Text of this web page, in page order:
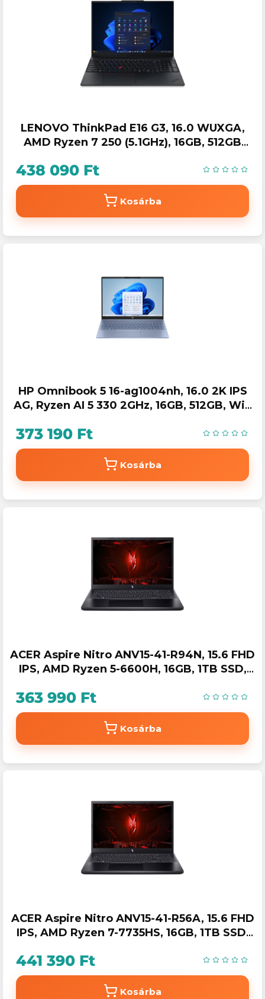
LENOVO ThinkPad E16 G3, 16.0 WUXGA,
AMD Ryzen 7 250 (5.1GHz), 16GB, 512GB
438 090 Ft
Kosárba
HP Omnibook 5 16-ag1004nh, 16.0 2K IPS
AG, Ryzen AI 5 330 2GHz, 16GB, 512GB, Win
373 190 Ft
Kosárba
ACER Aspire Nitro ANV15-41-R94N, 15.6 FHD
IPS, AMD Ryzen 5-6600H, 16GB, 1TB SSD,
363 990 Ft
Kosárba
ACER Aspire Nitro ANV15-41-R56A, 15.6 FHD
IPS, AMD Ryzen 7-7735HS, 16GB, 1TB SSD,
441 390 Ft
Kosárba